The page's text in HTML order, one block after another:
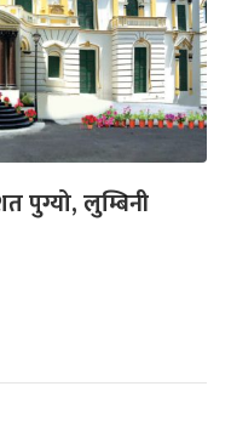
पुग्यो, लुम्बिनी